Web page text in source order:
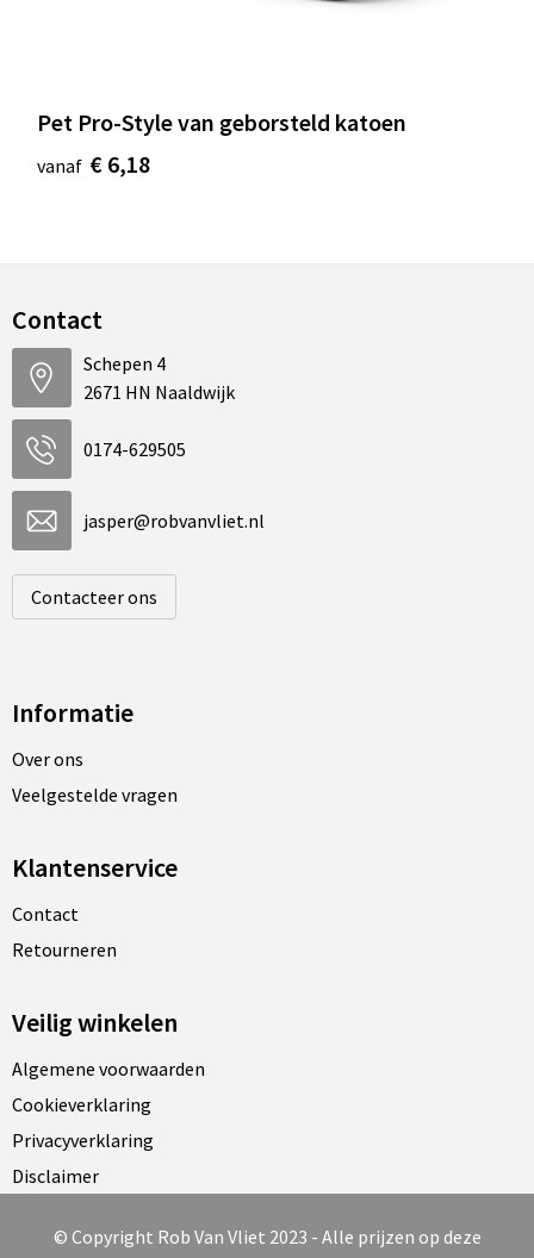
Pet Pro-Style van geborsteld katoen
vanaf € 6,18
Contact
Schepen 4
2671 HN Naaldwijk
0174-629505
jasper@robvanvliet.nl
Contacteer ons
Informatie
Over ons
Veelgestelde vragen
Klantenservice
Contact
Retourneren
Veilig winkelen
Algemene voorwaarden
Cookieverklaring
Privacyverklaring
Disclaimer
© Copyright Rob Van Vliet 2023 - Alle prijzen op deze